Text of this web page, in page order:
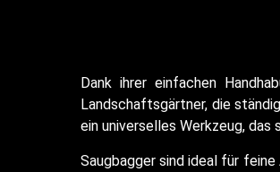
Dank ihrer einfachen
Landschaftsgärtner, die
ein universelles Werkzeug, das
Saugbagger sind ideal für